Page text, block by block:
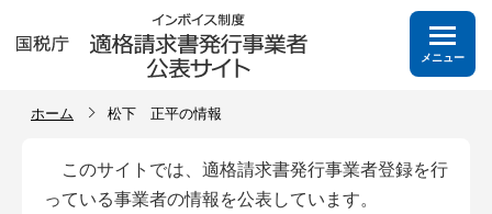
メニュー
ホーム 松下 正平の情報
このサイトでは、適格請求書発行事業者登録を行
っている事業者の情報を公表しています。